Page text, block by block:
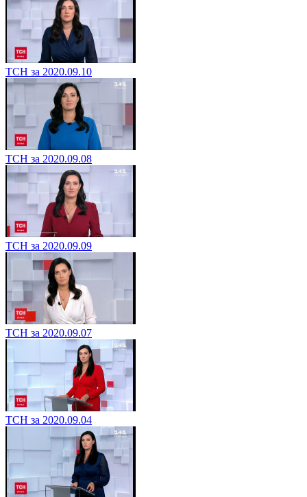
ТСН за 2020.09.10
ТСН за 2020.09.08
ТСН за 2020.09.09
ТСН за 2020.09.07
ТСН за 2020.09.04